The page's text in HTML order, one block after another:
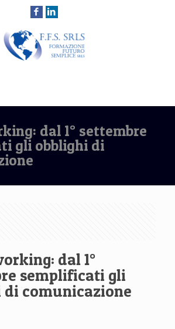
dal 1° settembre
gli obblighi di
dal 1°
semplificati gli
di comunicazione